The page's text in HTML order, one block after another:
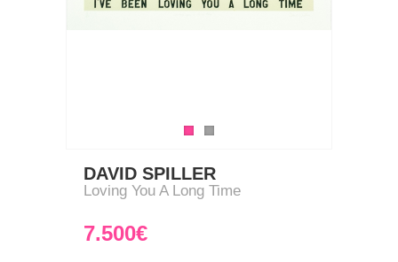
DAVID SPILLER
Loving You A Long Time
7.500€